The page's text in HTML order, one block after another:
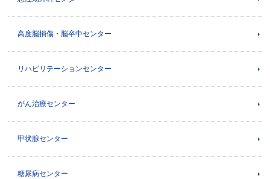
高度脳損傷・脳卒中センター
リハビリテーションセンター
がん治療センター
甲状腺センター
糖尿病センター